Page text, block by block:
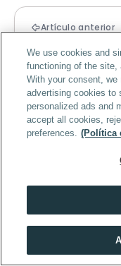
Artículo anterior
beneficia a tu
Artículo siguiente
IPO: qué es y
pública inicial ›
We use cookies and
functioning of the site,
With your consent,
advertising cookies to
personalized ads and
accept all cookies,
preferences. (Política